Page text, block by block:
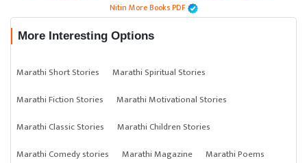
Nitin More Books PDF
More Interesting Options
Marathi Short Stories
Marathi Spiritual Stories
Marathi Fiction Stories
Marathi Motivational Stories
Marathi Classic Stories
Marathi Children Stories
Marathi Comedy stories
Marathi Magazine
Marathi Poems